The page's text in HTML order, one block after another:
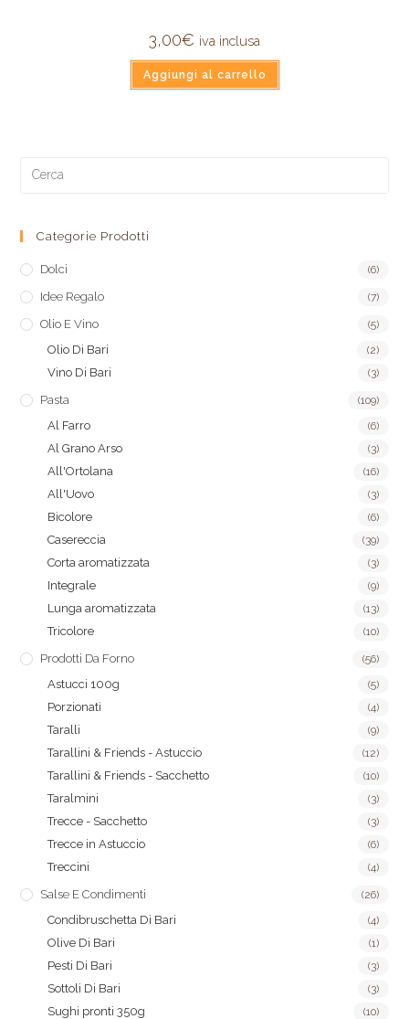
3,00€ iva inclusa
Aggiungi al carrello
Categorie Prodotti
Dolci (6)
Idee Regalo (7)
Olio E Vino (5)
Olio Di Bari (2)
Vino Di Bari (3)
Pasta (109)
Al Farro (6)
Al Grano Arso (3)
All'Ortolana (16)
All'Uovo (3)
Bicolore (6)
Casereccia (39)
Corta aromatizzata (3)
Integrale (9)
Lunga aromatizzata (13)
Tricolore (10)
Prodotti Da Forno (56)
Astucci 100g (5)
Porzionati (4)
Taralli (9)
Tarallini & Friends - Astuccio (12)
Tarallini & Friends - Sacchetto (10)
Taralmini (3)
Trecce - Sacchetto (3)
Trecce in Astuccio (6)
Treccini (4)
Salse E Condimenti (26)
Condibruschetta Di Bari (4)
Olive Di Bari (1)
Pesti Di Bari (3)
Sottoli Di Bari (3)
Sughi pronti 350g (10)